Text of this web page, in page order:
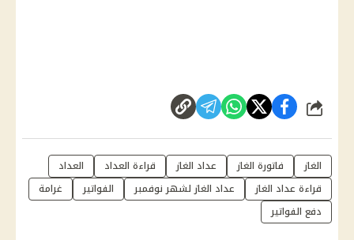
شارك
الغاز فاتورة الغاز عداد الغاز قراءة العداد
العداد
قراءة عداد الغاز
عداد الغاز لشهر نوفمبر الفواتير
غرامة
دفع الفواتير